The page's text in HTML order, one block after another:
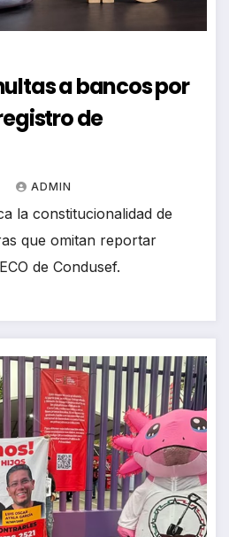
a bancos por
de
ADMIN
la constitucionalidad de
que omitan reportar
de Condusef.